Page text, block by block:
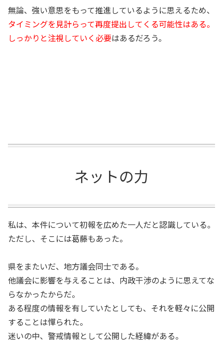
無論、強い意思をもって推進しているように思えるため、
タイミングを見計らって再度提出してくる可能性はある。
しっかりと注視していく必要はあるだろう。
ネットの力
私は、本件について初報を広めた一人だと認識している。
ただし、そこには葛藤もあった。
県をまたいだ、地方議会同士である。
他議会に影響を与えることは、内政干渉のように思えてな
らなかったからだ。
ある程度の情報を有していたとしても、それを軽々に公開
することは憚られた。
迷いの中、警戒情報として公開した経緯がある。